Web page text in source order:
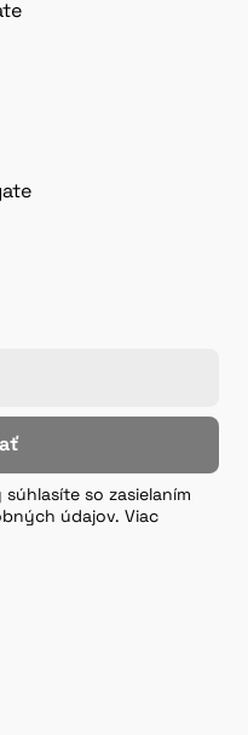
so zasielaním
údajov. Viac